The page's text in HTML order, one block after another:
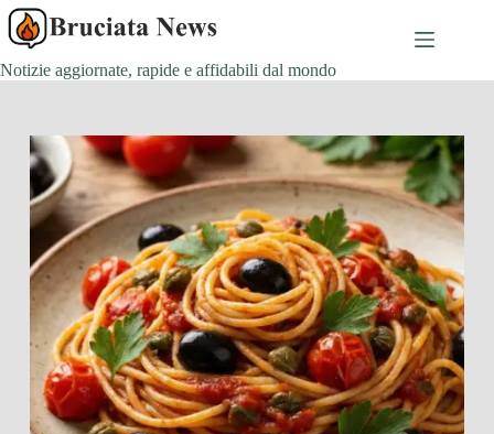
Salta
contenuto
Notizie aggiornate, rapide e affidabili dal mondo